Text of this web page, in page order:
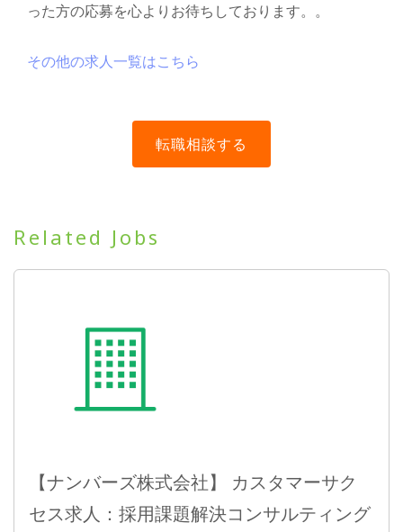
った方の応募を心よりお待ちしております。。
その他の求人一覧はこちら
Related Jobs
【ナンバーズ株式会社】 カスタマーサク
セス求人：採用課題解決コンサルティング